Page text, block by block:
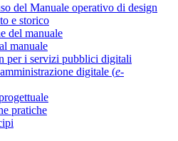
del Manuale operativo di design
e storico
del manuale
manuale
per i servizi pubblici digitali
digitale (e-
pratiche